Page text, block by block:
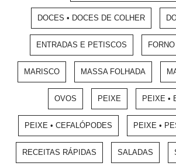
DOCES • DOCES DE COLHER
ENTRADAS E PETISCOS FORNO
MARISCO MASSA FOLHADA
OVOS PEIXE PEIXE •
PEIXE • CEFALÓPODES PEIXE •
RECEITAS RÁPIDAS SALADAS